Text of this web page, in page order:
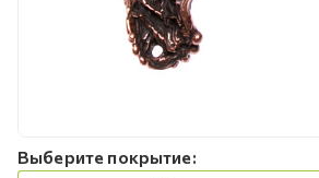
Выберите покрытие: